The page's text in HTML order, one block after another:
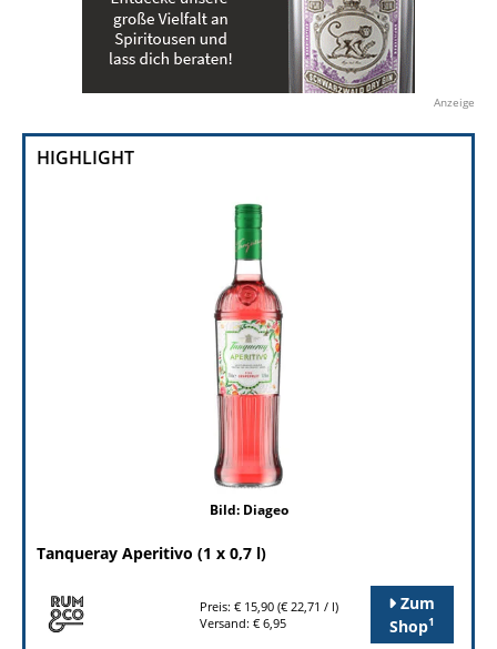
Anzeige
HIGHLIGHT
Bild: Diageo
Tanqueray Aperitivo (1 x 0,7 l)
Preis: € 15,90 (€ 22,71 / l)
Versand: € 6,95
Zum
Shop1